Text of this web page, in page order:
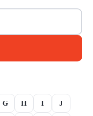
G H I J